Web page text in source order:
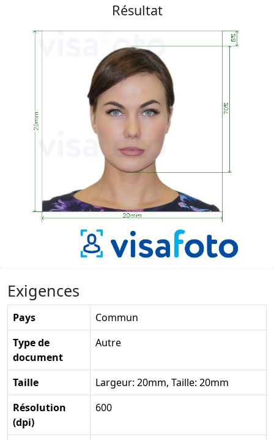
Résultat
Exigences
Pays
Commun
Type de
document
Autre
Taille
Largeur: 20mm, Taille: 20mm
Résolution
(dpi)
600